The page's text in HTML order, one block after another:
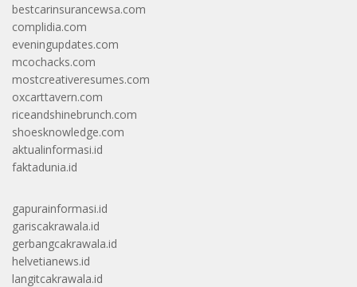
bestcarinsurancewsa.com
complidia.com
eveningupdates.com
mcochacks.com
mostcreativeresumes.com
oxcarttavern.com
riceandshinebrunch.com
shoesknowledge.com
aktualinformasi.id
faktadunia.id
gapurainformasi.id
gariscakrawala.id
gerbangcakrawala.id
helvetianews.id
langitcakrawala.id